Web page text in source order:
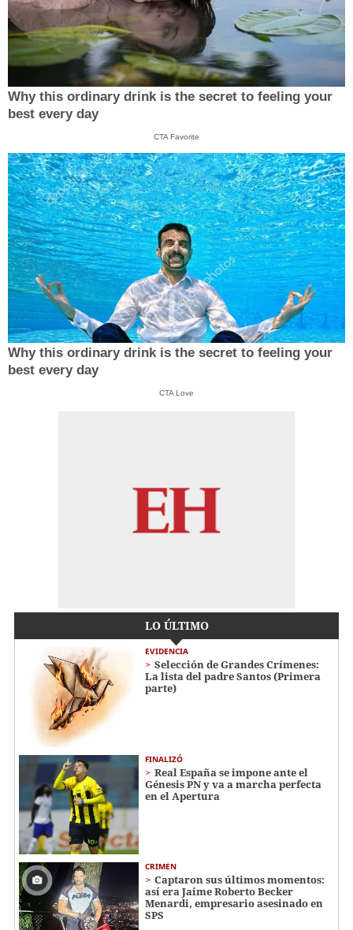
Why this ordinary drink is the secret to feeling your
best every day
CTA Favorite
Why this ordinary drink is the secret to feeling your
best every day
CTA Love
LO ÚLTIMO
EVIDENCIA
Selección de Grandes Crímenes:
La lista del padre Santos (Primera
parte)
FINALIZÓ
Real España se impone ante el
Génesis PN y va a marcha perfecta
en el Apertura
CRIMEN
Captaron sus últimos momentos:
así era Jaime Roberto Becker
Menardi​​​, empresario asesinado en
SPS